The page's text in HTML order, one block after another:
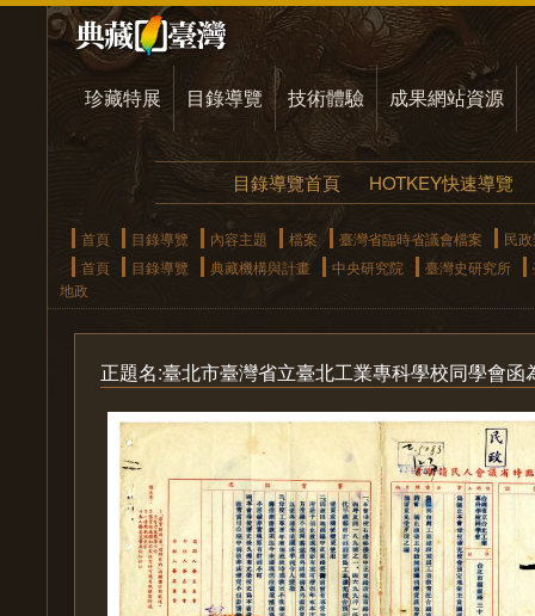
珍藏特展 目錄導覽 技術體驗 成果網站資源
目錄導覽首頁 HOTKEY快速導覽
首頁 目錄導覽 內容主題 檔案 臺灣省臨時省議會檔案
民
首頁
目錄導覽 典藏機構與計畫 中央研究院 臺灣史研究所
地政
正題名:臺北市臺灣省立臺北工業專科學校同學會